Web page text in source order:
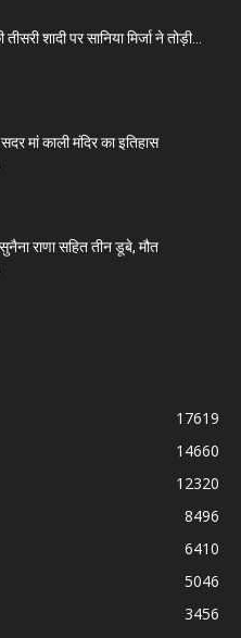
शादी पर सानिया मिर्जा ने तोड़ी...
मां काली मंदिर का इतिहास
राणा सहित तीन डूबे, मौत
17619
14660
12320
8496
6410
5046
3456